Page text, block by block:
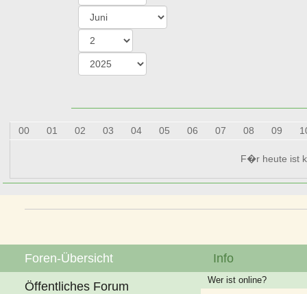
00 01 02 03 04 05 06 07 08 09
F�r heute ist
Foren-Übersicht
Öffentliches Forum
Info
Wer ist online?